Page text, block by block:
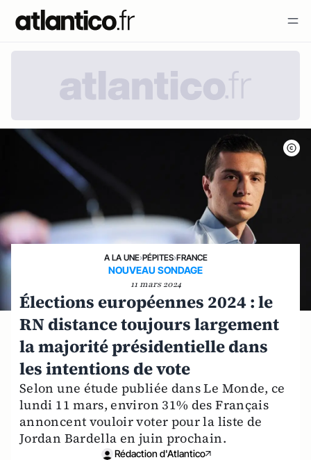
A LA UNE›PÉPITES›FRANCE
NOUVEAU SONDAGE
11 mars 2024
Élections européennes 2024 : le
RN distance toujours largement
la majorité présidentielle dans
les intentions de vote
Selon une étude publiée dans Le Monde, ce
lundi 11 mars, environ 31% des Français
annoncent vouloir voter pour la liste de
Jordan Bardella en juin prochain.
Rédaction d'Atlantico